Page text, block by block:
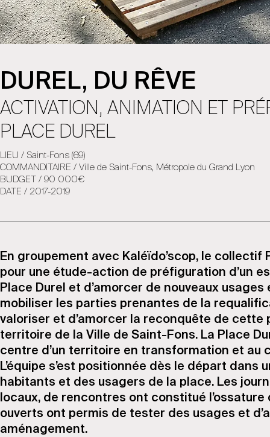
DUREL, DU RÊVE
ACTIVATION, ANIMATION ET
PLACE DUREL
LIEU / Saint-Fons (69)
COMMANDITAIRE / Ville de Saint-Fons, Métropole du Grand Lyon
BUDGET / 90 000€
DATE / 2017-2019
En groupement avec Kaléïdo’scop, le
pour une étude-action de préfiguration d’un
Place Durel et d’amorcer de nouveaux
mobiliser les parties prenantes de la
valoriser et d’amorcer la reconquête de
territoire de la Ville de Saint-Fons. La Place
centre d’un territoire en transformation et
L’équipe s’est positionnée dès le départ
habitants et des usagers de la place. Les
locaux, de rencontres ont constitué
ouverts ont permis de tester des usages et
aménagement.